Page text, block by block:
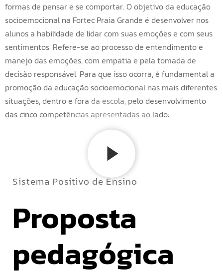
formas de pensar e se comportar. O objetivo da educação
socioemocional na Fortec Praia Grande é desenvolver nos
alunos a habilidade de lidar com suas emoções e com seus
sentimentos. Refere-se ao processo de entendimento e
manejo das emoções, com empatia e pela tomada de
decisão responsável. Para que isso ocorra, é fundamental a
promoção da educação socioemocional nas mais diferentes
situações, dentro e fora da escola, pelo desenvolvimento
das cinco competências apresentadas ao lado:
Sistema Positivo de Ensino
Proposta
pedagógica